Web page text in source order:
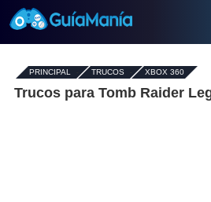
PRINCIPAL - TRUCOS- XBOX 360
Trucos para Tomb Raider